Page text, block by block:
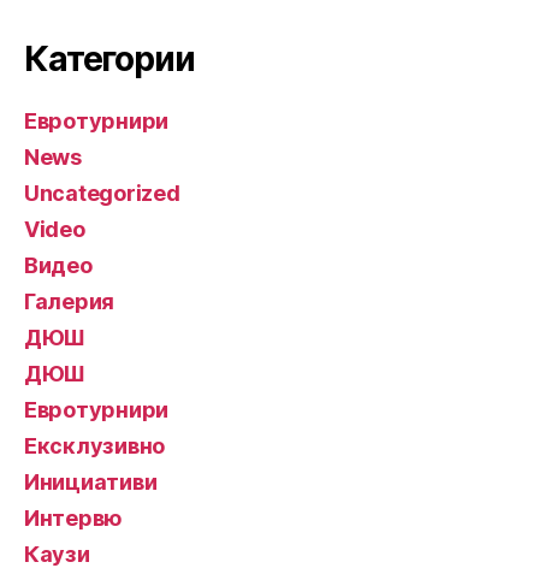
Категории
Евротурнири
News
Uncategorized
Video
Видео
Галерия
ДЮШ
ДЮШ
Евротурнири
Ексклузивно
Инициативи
Интервю
Каузи